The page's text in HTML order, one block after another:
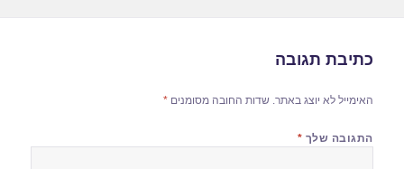
כתיבת תגובה
האימייל לא יוצג באתר. שדות החובה מסומנים*
התגובה שלך *